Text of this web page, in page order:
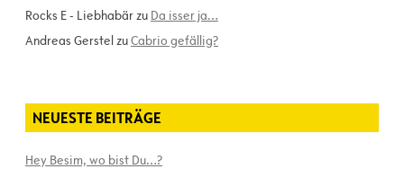
Rocks E - Liebhabärzu Da isser ja…
Andreas GerstelzuCabrio gefällig?
NEUESTE BEITRÄGE
Hey Besim, wo bist Du…?